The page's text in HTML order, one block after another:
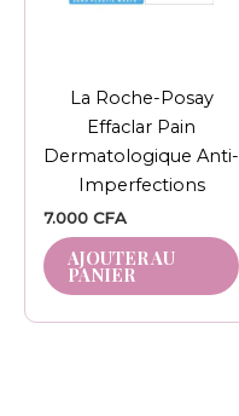
La Roche-Posay
Effaclar Pain
Dermatologique Anti-
Imperfections
7.000 CFA
AJOUTER AU
PANIER